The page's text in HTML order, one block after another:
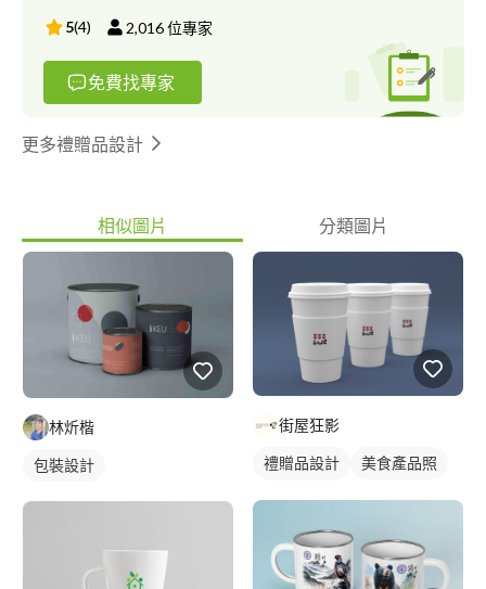
5(4) 2,016位專家
免費找專家
更多禮贈品設計
相似圖片 分類圖片
林炘楷
包裝設計
街屋狂影
禮贈品設計
美食產品照